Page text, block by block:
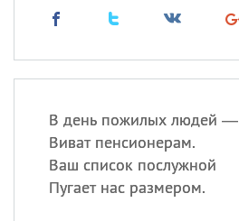
В день пожилых людей —
Виват пенсионерам.
Ваш список послужной
Пугает нас размером.